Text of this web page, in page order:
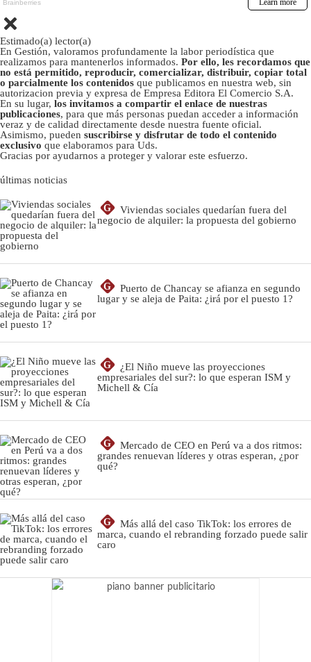
Estimado(a) lector(a)
En Gestión, valoramos profundamente la labor periodística que
realizamos para mantenerlos informados. Por ello, les recordamos que
no está permitido, reproducir, comercializar, distribuir, copiar total
o parcialmente los contenidos que publicamos en nuestra web, sin
autorizacion previa y expresa de Empresa Editora El Comercio S.A.
En su lugar, los invitamos a compartir el enlace de nuestras
publicaciones, para que más personas puedan acceder a información
veraz y de calidad directamente desde nuestra fuente oficial.
Asimismo, pueden suscribirse y disfrutar de todo el contenido
exclusivo que elaboramos para Uds.
Gracias por ayudarnos a proteger y valorar este esfuerzo.
últimas noticias
G
Viviendas sociales quedarían fuera del
negocio de alquiler: la propuesta del gobierno
G
Puerto de Chancay se afianza en segundo
lugar y se aleja de Paita: ¿irá por el puesto 1?
G
¿El Niño mueve las proyecciones
empresariales del sur?: lo que esperan ISM y
Michell & Cía
G
Mercado de CEO en Perú va a dos ritmos:
grandes renuevan líderes y otras esperan, ¿por
qué?
G
Más allá del caso TikTok: los errores de
marca, cuando el rebranding forzado puede salir
caro